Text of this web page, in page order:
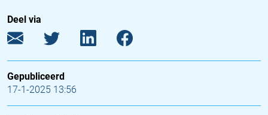
Deel via
Gepubliceerd
17-1-2025 13:56